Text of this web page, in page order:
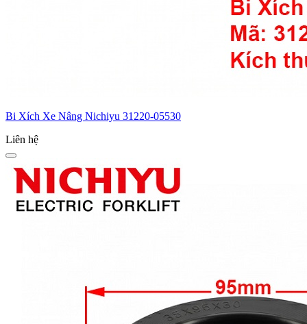
Bi Xích Xe Nâng Nichiyu 31220-05530
Liên hệ